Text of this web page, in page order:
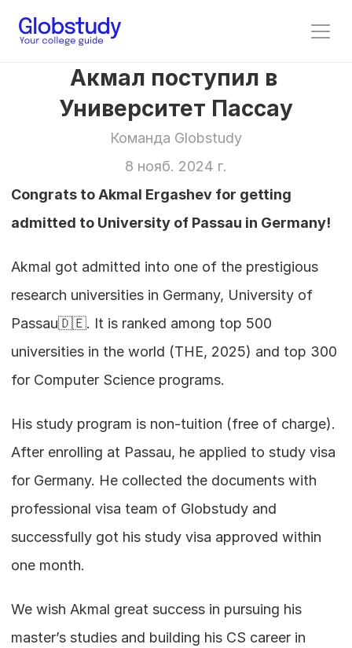
Акмал поступил в
Университет Пассау
Команда Globstudy
8 нояб. 2024 г.
Congrats to Akmal Ergashev for getting
admitted to University of Passau in Germany!
Akmal got admitted into one of the prestigious
research universities in Germany, University of
Passau🇩🇪. It is ranked among top 500
universities in the world (THE, 2025) and top 300
for Computer Science programs.
His study program is non-tuition (free of charge).
After enrolling at Passau, he applied to study visa
for Germany. He collected the documents with
professional visa team of Globstudy and
successfully got his study visa approved within
one month.
We wish Akmal great success in pursuing his
master’s studies and building his CS career in